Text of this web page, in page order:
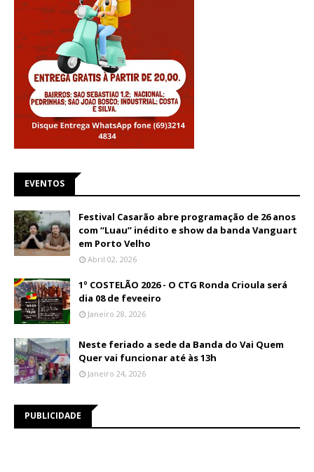
EVENTOS
Festival Casarão abre programação de 26 anos
com “Luau” inédito e show da banda Vanguart
em Porto Velho
Abril 02, 2026
1º COSTELÃO 2026 - O CTG Ronda Crioula será
dia 08 de feveeiro
Janeiro 28, 2026
Neste feriado a sede da Banda do Vai Quem
Quer vai funcionar até às 13h
Janeiro 24, 2026
PUBLICIDADE